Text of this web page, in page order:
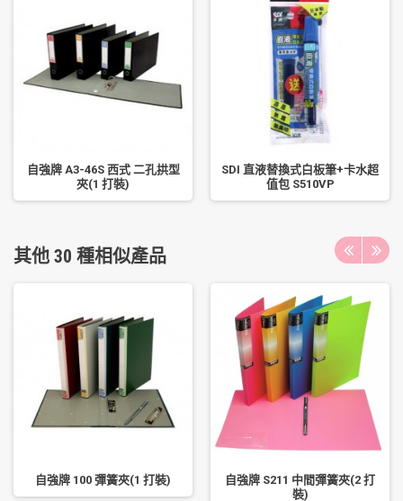
自強牌 A3-46S 西式 二孔拱型
夾(1 打裝)
SDI 直液替換式白板筆+卡水超
值包 S510VP
其他 30 種相似產品
自強牌 100 彈簧夾(1 打裝)
自強牌 S211 中間彈簧夾(2 打
裝)